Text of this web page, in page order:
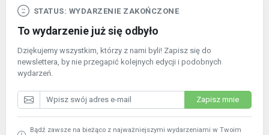
STATUS: WYDARZENIE ZAKOŃCZONE
To wydarzenie już się odbyło
Dziękujemy wszystkim, którzy z nami byli! Zapisz się do
newslettera, by nie przegapić kolejnych edycji i podobnych
wydarzeń.
Zapisz mnie
Bądź zawsze na bieżąco z najważniejszymi wydarzeniami w Twoim